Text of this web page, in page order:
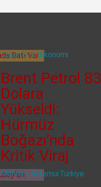
Caner BulutEkonomi
Brent Petrol 83
Dolara
Yükseldi:
Hürmüz
Boğazı’nda
Kritik Viraj
Meryem AktemurTürkiye